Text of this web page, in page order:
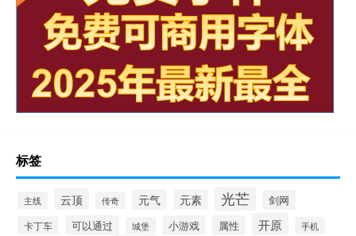
标签
主线 云顶 传奇 元气 元素 光芒 剑网
卡丁车 可以通过 城堡 小游戏 属性 开原 手机